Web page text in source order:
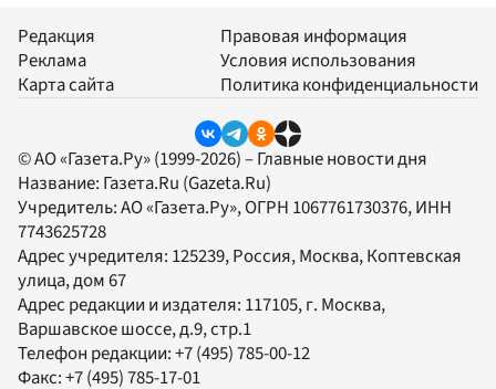
Редакция
Реклама
Карта сайта
Правовая информация
Условия использования
Политика конфиденциальности
© АО «Газета.Ру» (1999-2026) – Главные новости дня
Название: Газета.Ru (Gazeta.Ru)
Учредитель:АО «Газета.Ру», ОГРН 1067761730376, ИНН
7743625728
Адрес учредителя: 125239, Россия, Москва, Коптевская
улица, дом 67
Адрес редакции и издателя: 117105, г. Москва,
Варшавское шоссе, д.9, стр.1
Телефон редакции:+7 (495) 785-00-12
Факс:+7 (495) 785-17-01